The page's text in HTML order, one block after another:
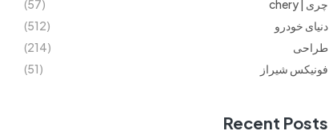
چری | chery
(57)
دنیای خودرو
(512)
طراحی
(214)
فونیکس شیراز
(51)
Recent Posts